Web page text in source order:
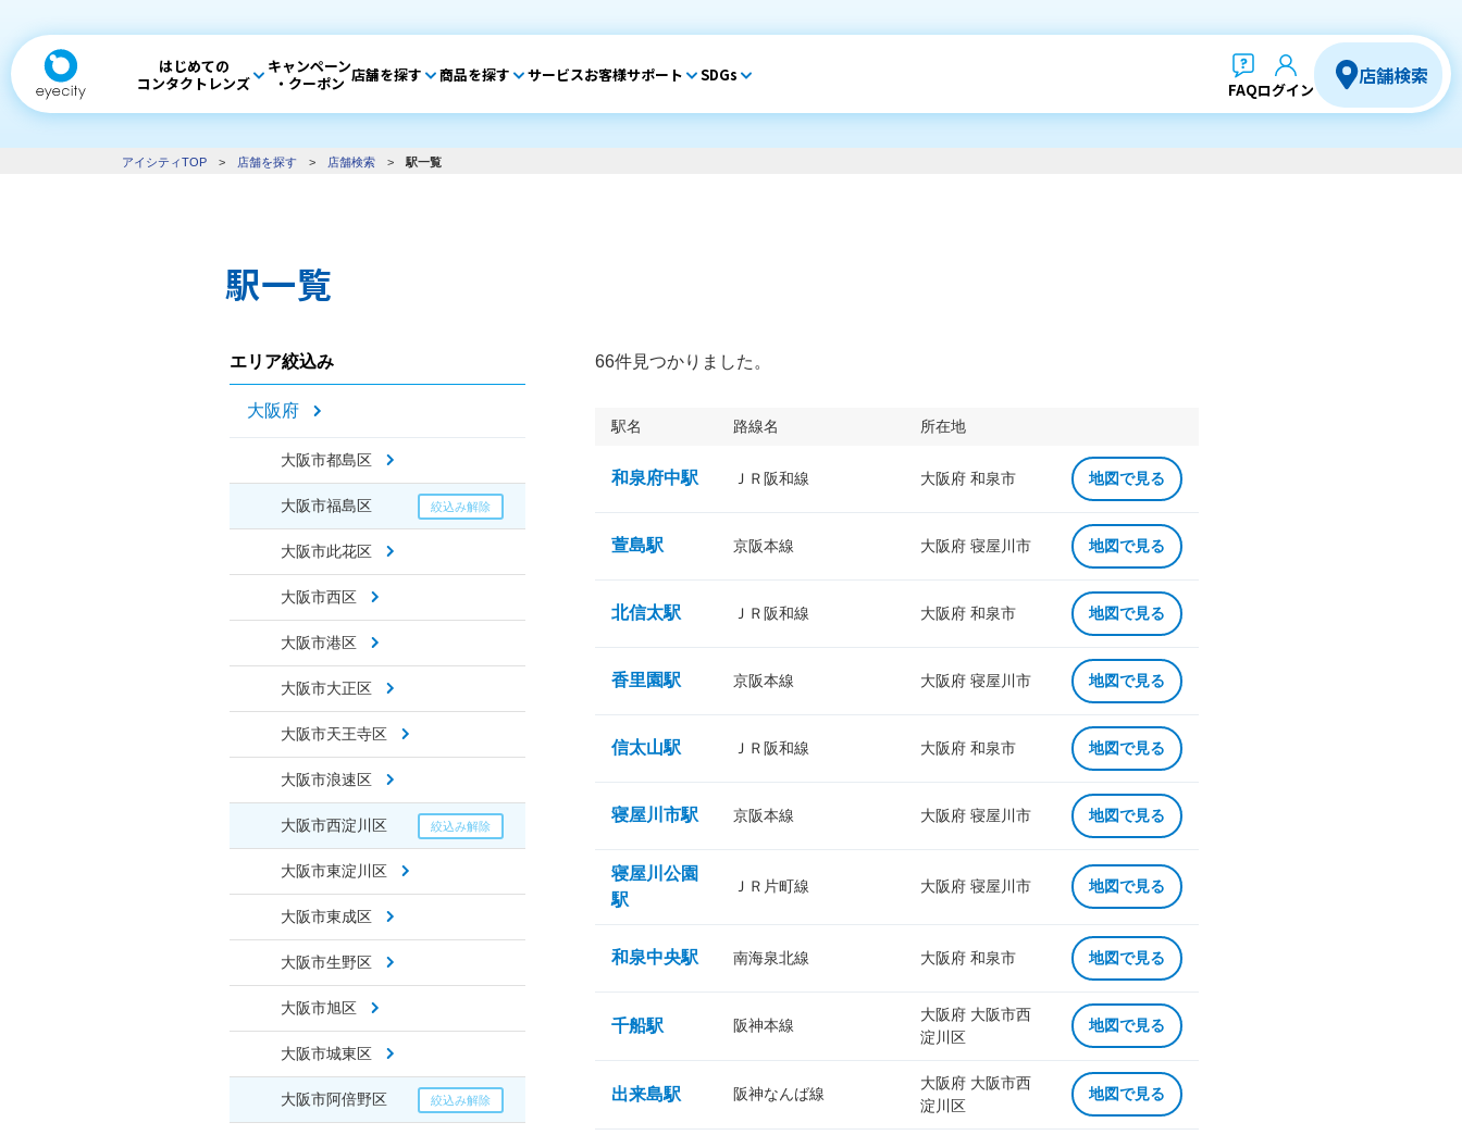
はじめての
コンタクトレンズ
キャンペーン
・クーポン 店舗を探す 商品を探す サービスお客様サポート SDGs
FAQログイン
店舗検索
アイシティTOP > 店舗を探す > 店舗検索 > 駅一覧
駅一覧
エリア絞込み
大阪府
大阪市都島区
大阪市福島区
大阪市此花区
大阪市西区
大阪市港区
大阪市大正区
大阪市天王寺区
大阪市浪速区
大阪市西淀川区
大阪市東淀川区
大阪市東成区
大阪市生野区
大阪市旭区
大阪市城東区
大阪市阿倍野区
66件見つかりました。
駅名 路線名 所在地
和泉府中駅 ＪＲ阪和線 大阪府 和泉市 地図で見る
萱島駅 京阪本線 大阪府 寝屋川市 地図で見る
北信太駅 ＪＲ阪和線 大阪府 和泉市 地図で見る
香里園駅 京阪本線 大阪府 寝屋川市 地図で見る
信太山駅 ＪＲ阪和線 大阪府 和泉市 地図で見る
寝屋川市駅 京阪本線 大阪府 寝屋川市 地図で見る
寝屋川公園
駅
ＪＲ片町線 大阪府 寝屋川市 地図で見る
和泉中央駅 南海泉北線 大阪府 和泉市 地図で見る
千船駅 阪神本線
大阪府 大阪市西
淀川区
地図で見る
出来島駅 阪神なんば線
大阪府 大阪市西
淀川区
地図で見る